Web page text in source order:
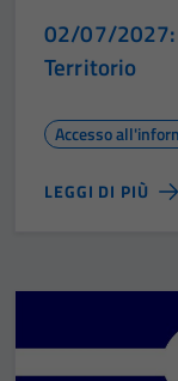
02/07/2027:
Territorio
Accesso
LEGGI DI PIÙ